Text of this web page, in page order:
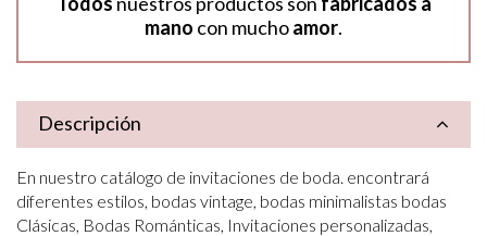
mano con muchoamor.
Descripción
En nuestro catálogo de invitaciones de boda. encontrará
diferentes estilos, bodas vintage, bodas minimalistas bodas
Clásicas, Bodas Románticas, Invitaciones personalizadas,